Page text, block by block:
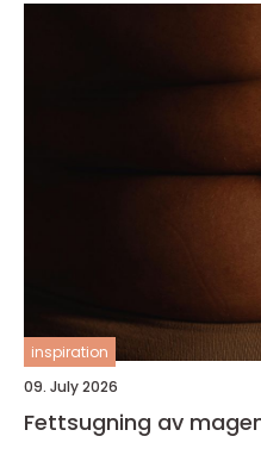
inspiration
09. July 2026
Fettsugning av